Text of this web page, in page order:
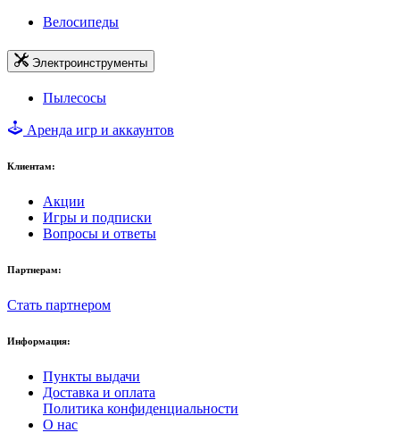
Велосипеды
Электроинструменты
Пылесосы
Аренда игр и аккаунтов
Клиентам:
Акции
Игры и подписки
Вопросы и ответы
Партнерам:
Стать партнером
Информация:
Пункты выдачи
Доставка и оплата
Политика конфиденциальности
О нас